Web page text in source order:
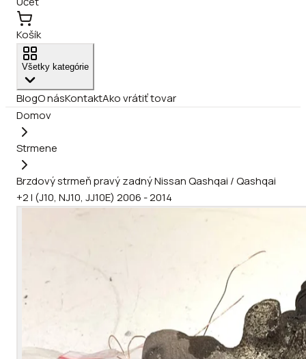
Košík
Všetky kategórie
BlogO násKontaktAko vrátiť tovar
Domov
Strmene
Brzdový strmeň pravý zadný Nissan Qashqai / Qashqai
+2 I (J10, NJ10, JJ10E) 2006 - 2014